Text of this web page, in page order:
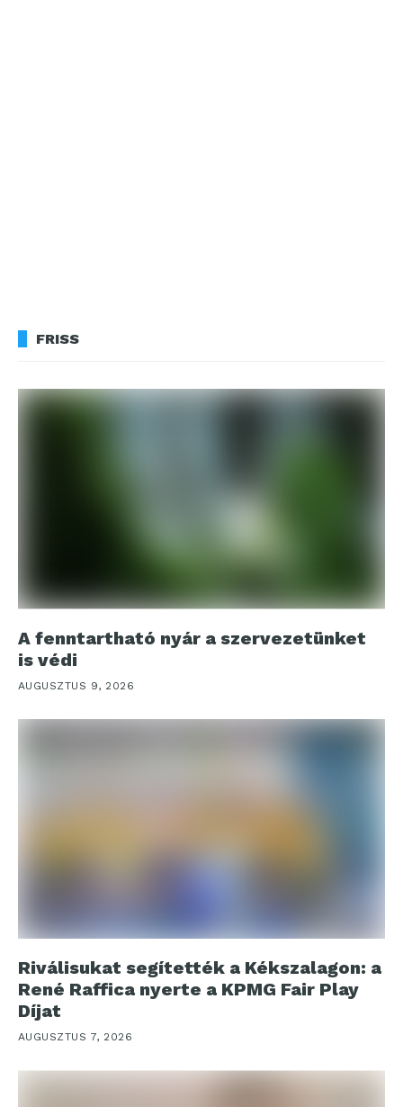
FRISS
A fenntartható nyár a szervezetünket
is védi
AUGUSZTUS 9, 2026
Riválisukat segítették a Kékszalagon: a
René Raffica nyerte a KPMG Fair Play
Díjat
AUGUSZTUS 7, 2026